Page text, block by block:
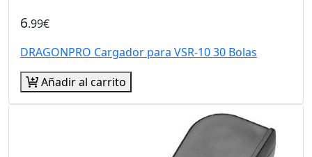
6.99€
DRAGONPRO Cargador para VSR-10 30 Bolas
Añadir al carrito